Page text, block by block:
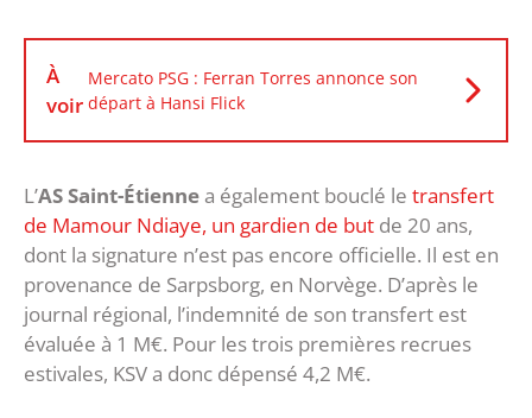
À
voir
Mercato PSG : Ferran Torres annonce son
départ à Hansi Flick
L’AS Saint-Étiennea également bouclé le transfert
de Mamour Ndiaye, un gardien de but de 20 ans,
dont la signature n’est pas encore officielle. Il est en
provenance de Sarpsborg, en Norvège. D’après le
journal régional, l’indemnité de son transfert est
évaluée à 1 M€. Pour les trois premières recrues
estivales, KSV a donc dépensé 4,2 M€.